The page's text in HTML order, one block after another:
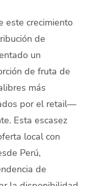
este crecimiento
de
un
de fruta de
más
por el retail—
Esta escasez
local con
Perú,
de